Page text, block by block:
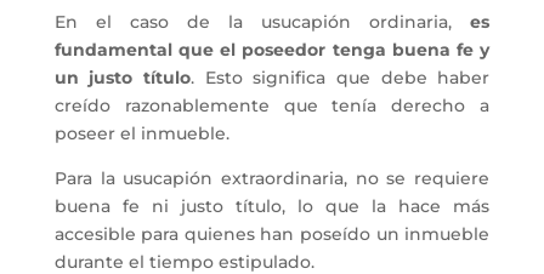
En el caso de la usucapión ordinaria,es
fundamental que el poseedor tenga buena fe y
un justo título. Esto significa que debe haber
creído razonablemente que tenía derecho a
poseer el inmueble.
Para la usucapión extraordinaria, no se requiere
buena fe ni justo título, lo que la hace más
accesible para quienes han poseído un inmueble
durante el tiempo estipulado.